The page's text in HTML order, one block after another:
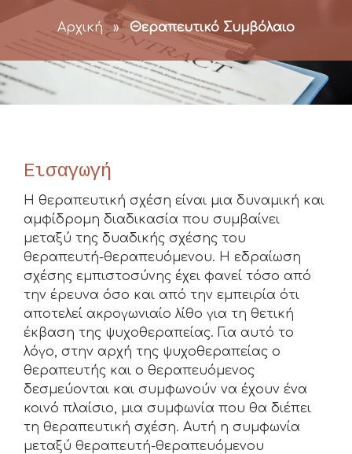
Αρχική » Θεραπευτικό Συμβόλαιο
Εισαγωγή
Η θεραπευτική σχέση είναι μια δυναμική και
αμφίδρομη διαδικασία που συμβαίνει
μεταξύ της δυαδικής σχέσης του
θεραπευτή-θεραπευόμενου. Η εδραίωση
σχέσης εμπιστοσύνης έχει φανεί τόσο από
την έρευνα όσο και από την εμπειρία ότι
αποτελεί ακρογωνιαίο λίθο για τη θετική
έκβαση της ψυχοθεραπείας. Για αυτό το
λόγο, στην αρχή της ψυχοθεραπείας ο
θεραπευτής και ο θεραπευόμενος
δεσμεύονται και συμφωνούν να έχουν ένα
κοινό πλαίσιο, μια συμφωνία που θα διέπει
τη θεραπευτική σχέση. Αυτή η συμφωνία
μεταξύ θεραπευτή-θεραπευόμενου